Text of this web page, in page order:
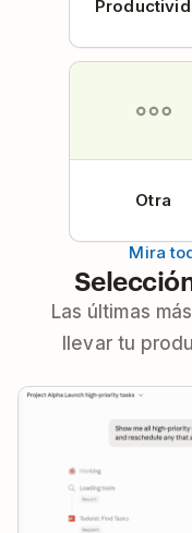
Otra
Mira
Las últimas
llevar tu